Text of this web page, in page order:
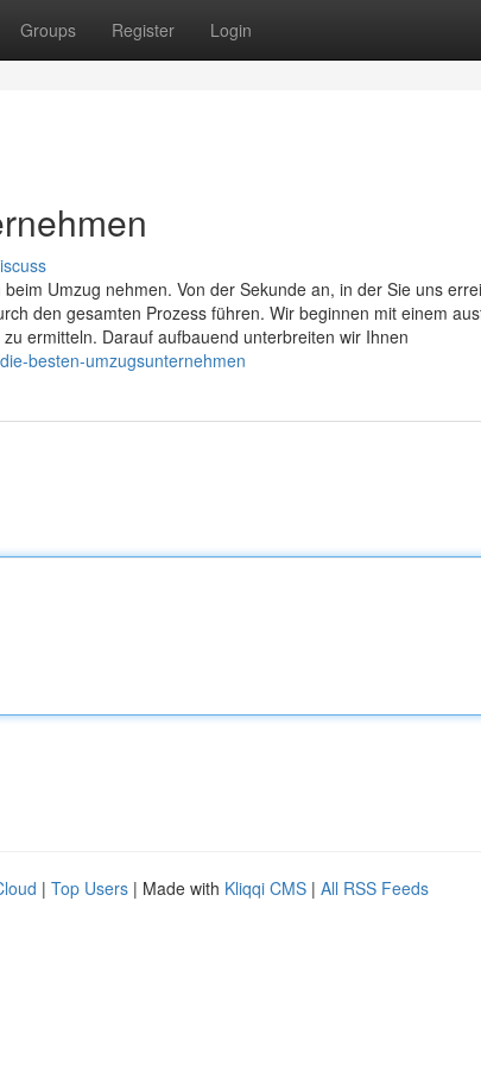
Groups Register Login
Umzug nehmen. Von der Sekunde an, in der Sie uns
den gesamten Prozess führen. Wir beginnen mit einem
ermitteln. Darauf aufbauend unterbreiten wir Ihnen
besten-umzugsunternehmen
| Top Users | Made with Kliqqi CMS | All RSS Feeds